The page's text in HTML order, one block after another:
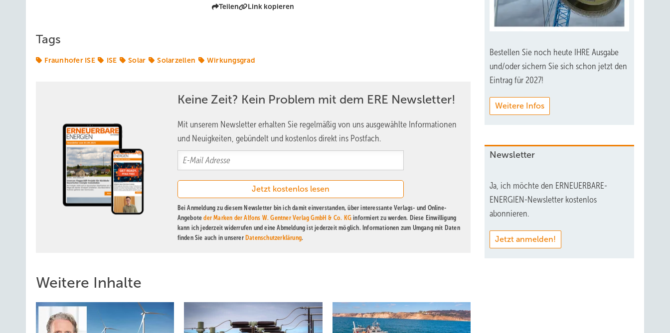
Teilen Link kopieren
Tags
Fraunhofer ISE ISE Solar Solarzellen Wirkungsgrad
Keine Zeit? Kein Problem mit dem ERE Newsletter!
Mit unserem Newsletter erhalten Sie regelmäßig von uns ausgewählte Informationen
und Neuigkeiten, gebündelt und kostenlos direkt ins Postfach.
Bei Anmeldung zu diesem Newsletter bin ich damit einverstanden, über interessante Verlags- und Online-
Angeboteder Marken der Alfons W. Gentner Verlag GmbH & Co. KG informiert zu werden. Diese Einwilligung
kann ich jederzeit widerrufen und eine Abmeldung ist jederzeit möglich. Informationen zum Umgang mit Daten
finden Sie auch in unserer Datenschutzerklärung.
Weitere Inhalte
Bestellen Sie noch heute IHRE Ausgabe
und/oder sichern Sie sich schon jetzt den
Eintrag für 2027!
Weitere Infos
Newsletter
Ja, ich möchte den ERNEUERBARE-
ENERGIEN-Newsletter kostenlos
abonnieren.
Jetzt anmelden!